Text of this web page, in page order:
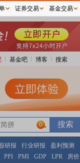
基金吧 博客 搜索
0
研报 行业研报
盈利预测
PPI PMI GDP LPR 房价
证券交易 基金交易